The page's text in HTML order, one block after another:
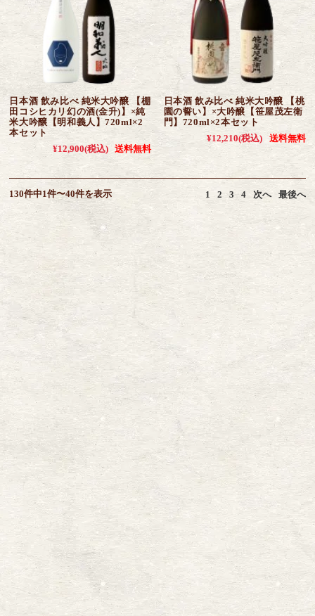
日本酒 飲み比べ 純米大吟醸 【棚
田コシヒカリ幻の酒(金升)】×純
米大吟醸【明和義人】720ml×2
本セット
¥12,900(税込) 送料無料
日本酒 飲み比べ 純米大吟醸 【桃
園の誓い】×大吟醸【笹屋茂左衛
門】720ml×2本セット
¥12,210(税込) 送料無料
130件中1件〜40件を表示 1 2 3 4 次へ 最後へ